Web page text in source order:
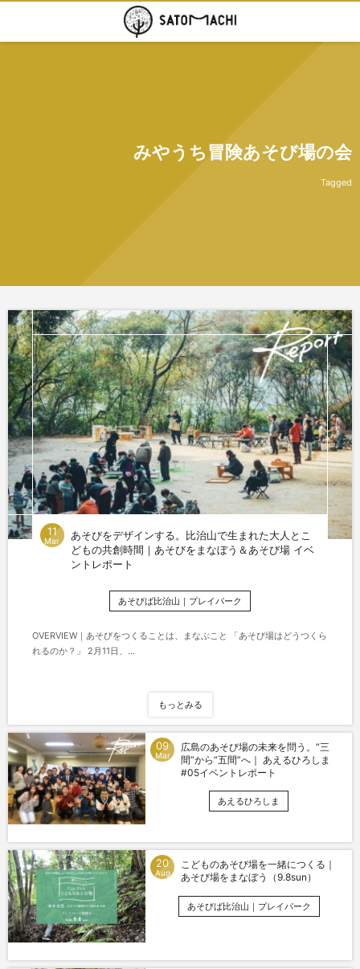
みやうち冒険あそび場の会
Tagged
11
Mar
あそびをデザインする。比治山で生まれた大人とこ
どもの共創時間｜あそびをまなぼう＆あそび場 イベ
ントレポート
あそびば比治山｜プレイパーク
OVERVIEW｜あそびをつくることは、まなぶこと 「あそび場はどうつくら
れるのか？」 2月11日、...
もっとみる
09
Mar
広島のあそび場の未来を問う。“三
間”から“五間”へ｜ あえるひろしま
#05イベントレポート
あえるひろしま
20
Aug
こどものあそび場を一緒につくる｜
あそび場をまなぼう（9.8sun）
あそびば比治山｜プレイパーク